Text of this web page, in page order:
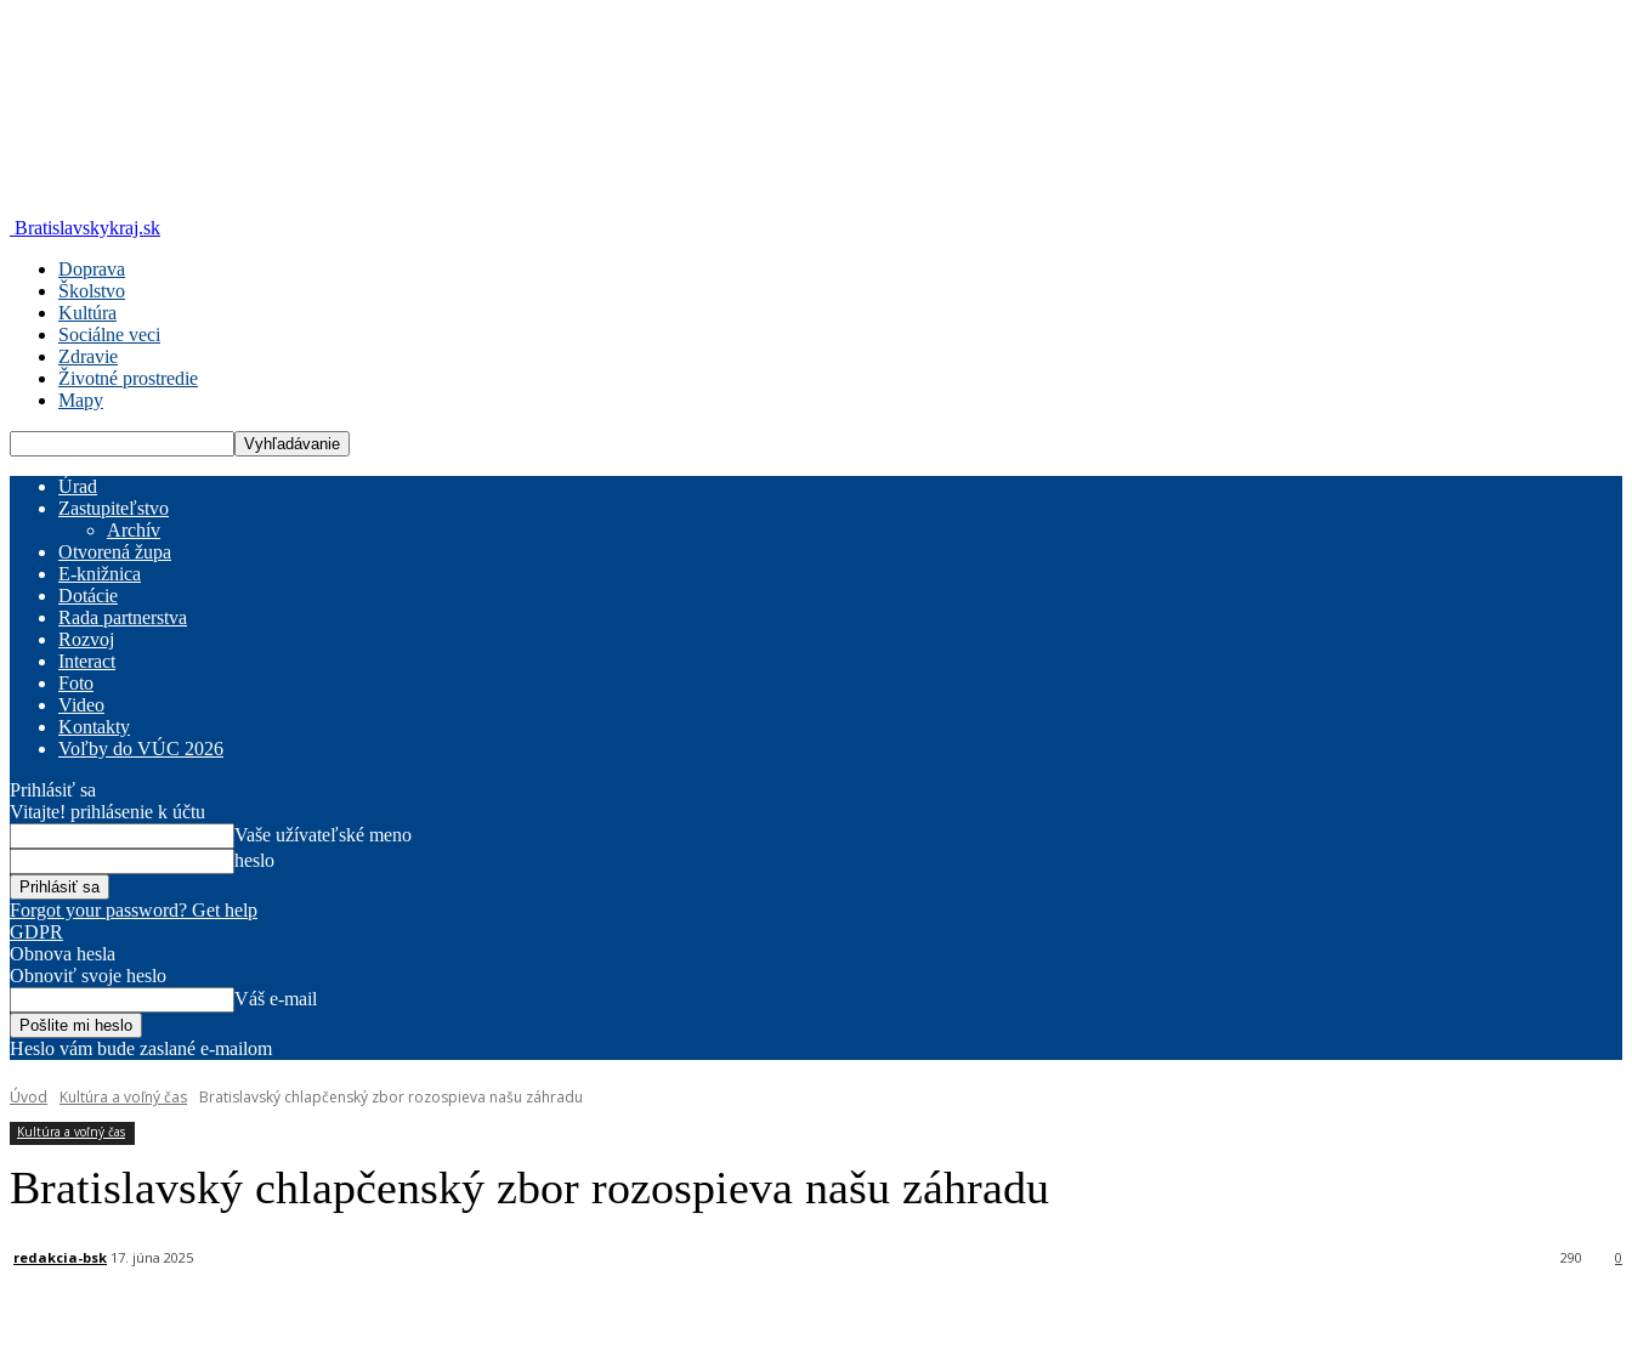
Bratislavskykraj.sk
Doprava
Školstvo
Kultúra
Sociálne veci
Zdravie
Životné prostredie
Mapy
Úrad
Zastupiteľstvo
Archív
Otvorená župa
E-knižnica
Dotácie
Rada partnerstva
Rozvoj
Interact
Foto
Video
Kontakty
Voľby do VÚC 2026
Prihlásiť sa
Vitajte! prihlásenie k účtu
Vaše užívateľské meno
heslo
Forgot your password? Get help
GDPR
Obnova hesla
Obnoviť svoje heslo
Váš e-mail
Heslo vám bude zaslané e-mailom
Úvod Kultúra a voľný čas Bratislavský chlapčenský zbor rozospieva našu záhradu
Kultúra a voľný čas
Bratislavský chlapčenský zbor rozospieva našu záhradu
redakcia-bsk 17. júna 2025 0
290